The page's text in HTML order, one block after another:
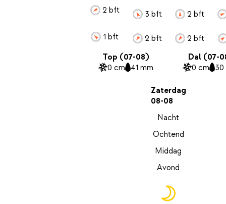
2 bft
1 bft
3 bft
2 bft
2 bft
2 bft
Top (07-08)
0 cm 41 mm
Dal (07-
0 cm 30
Zaterdag
08-08
Nacht
Ochtend
Middag
Avond